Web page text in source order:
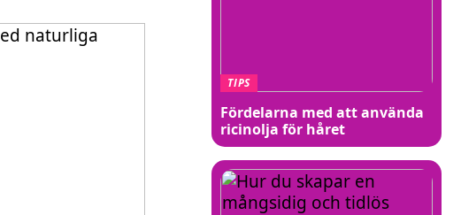
TIPS
Fördelarna med att använda
ricinolja för håret